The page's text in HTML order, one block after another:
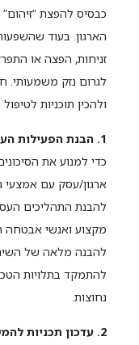
כבסיס להפצת
הארגון. בעוד
זניחות, הפצה או
לגרום נזק משמעותי.
ולהכין תוכניות
1. הבנת הפעילות העסקית במלואה
כדי למנוע את
ארגון/עסק עם אמצעי
להבנת התהליכים
מקצוע ואנשי אבטחה
להבנה מלאה של
להתמקד בתלויות
נחוצות.
2. עדכון תכניות להמשכיות עסקית